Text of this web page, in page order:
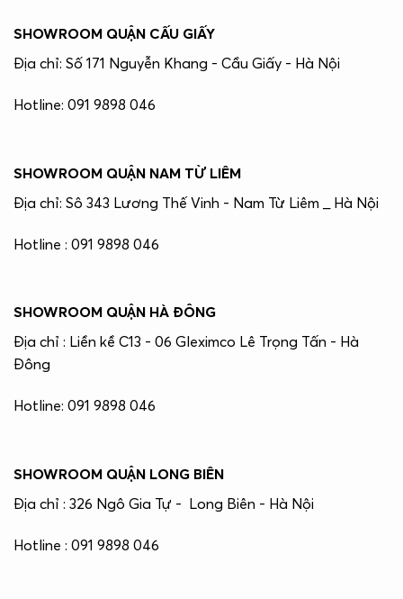
SHOWROOM QUẬN CẤU GIẤY
Địa chỉ: Số 171 Nguyễn Khang - Cầu Giấy - Hà Nội
Hotline: 091 9898 046
SHOWROOM QUẬN NAM TỪ LIÊM
Địa chỉ: Sô 343 Lương Thế Vinh - Nam Từ Liêm _ Hà Nội
Hotline : 091 9898 046
SHOWROOM QUẬN HÀ ĐÔNG
Địa chỉ : Liền kề C13 - 06 Gleximco Lê Trọng Tấn - Hà
Đông
Hotline: 091 9898 046
SHOWROOM QUẬN LONG BIÊN
Địa chỉ : 326 Ngô Gia Tự - Long Biên - Hà Nội
Hotline : 091 9898 046